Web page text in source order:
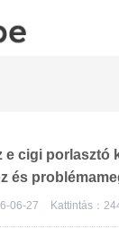
e cigi porlasztó
és
06-27 Kattintás：